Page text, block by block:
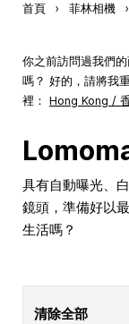
首頁 › 菲林相機 ›
你之前訪問過我們的
嗎？ 好的，請將我
裡： Hong Kong /
具有自動曝光、
鏡頭，準備好以
生活嗎？
清除全部